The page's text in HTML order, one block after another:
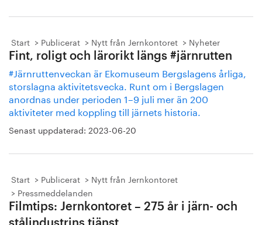
Start Publicerat Nytt från Jernkontoret Nyheter
Fint, roligt och lärorikt längs #järnrutten
#Järnruttenveckan är Ekomuseum Bergslagens årliga,
storslagna aktivitetsvecka. Runt om i Bergslagen
anordnas under perioden 1–9 juli mer än 200
aktiviteter med koppling till järnets historia.
Senast uppdaterad: 2023-06-20
Start Publicerat
Nytt från Jernkontoret
Pressmeddelanden
Filmtips: Jernkontoret – 275 år i järn- och